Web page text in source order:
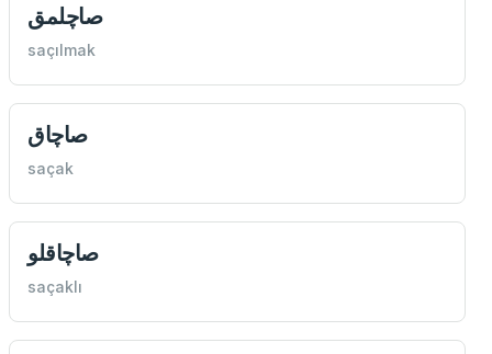
صاچلمق
saçılmak
صاچاق
saçak
صاچاقلو
saçaklı